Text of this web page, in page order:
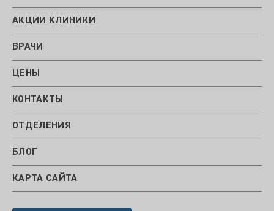
АКЦИИ КЛИНИКИ
ВРАЧИ
ЦЕНЫ
КОНТАКТЫ
ОТДЕЛЕНИЯ
БЛОГ
КАРТА САЙТА